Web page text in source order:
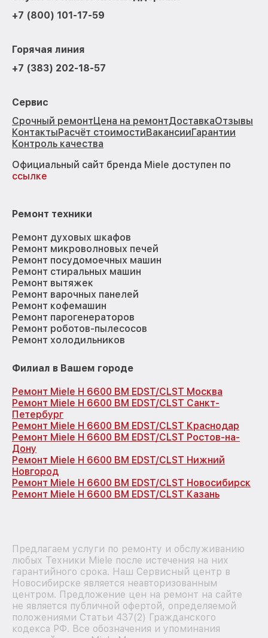
+7 (800) 101-17-59
Горячая линия
+7 (383) 202-18-57
Сервис
Срочный ремонтЦена на ремонтДоставкаОтзывы
КонтактыРасчёт стоимостиВакансииГарантии
Контроль качества
Официальный сайт бренда Miele доступен по
ссылке
Ремонт техники
Ремонт духовых шкафов
Ремонт микроволновых печей
Ремонт посудомоечных машин
Ремонт стиральных машин
Ремонт вытяжек
Ремонт варочных панелей
Ремонт кофемашин
Ремонт парогенераторов
Ремонт роботов-пылесосов
Ремонт холодильников
Филиал в Вашем городе
Ремонт Miele H 6600 BM EDST/CLST Москва
Ремонт Miele H 6600 BM EDST/CLST Санкт-
Петербург
Ремонт Miele H 6600 BM EDST/CLST Краснодар
Ремонт Miele H 6600 BM EDST/CLST Ростов-на-
Дону
Ремонт Miele H 6600 BM EDST/CLST Нижний
Новгород
Ремонт Miele H 6600 BM EDST/CLST Новосибирск
Ремонт Miele H 6600 BM EDST/CLST Казань
Предлагаем услуги по ремонту и обслуживанию
любых Техники Miele после истечения на них
гарантийного срока. Наш Сервисный центр в
Новосибирске является неавторизованным
центром. Предложение цен на ремонт на сайте
не является публичной офертой, определяемой
положениями Статьи 437(2) Гражданского
кодекса РФ. Все обозначения и упоминания